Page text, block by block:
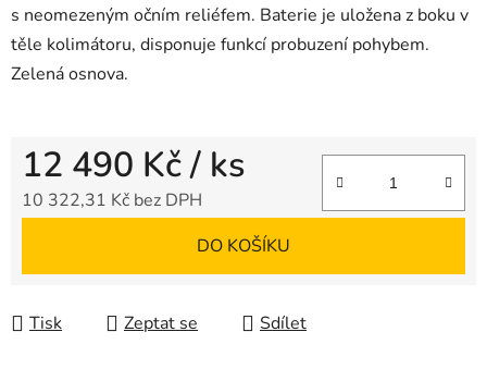
s neomezeným očním reliéfem. Baterie je uložena z boku v
těle kolimátoru, disponuje funkcí probuzení pohybem.
Zelená osnova.
12 490 Kč/ ks
10 322,31 Kč bez DPH
DO KOŠÍKU
Tisk Zeptat se Sdílet